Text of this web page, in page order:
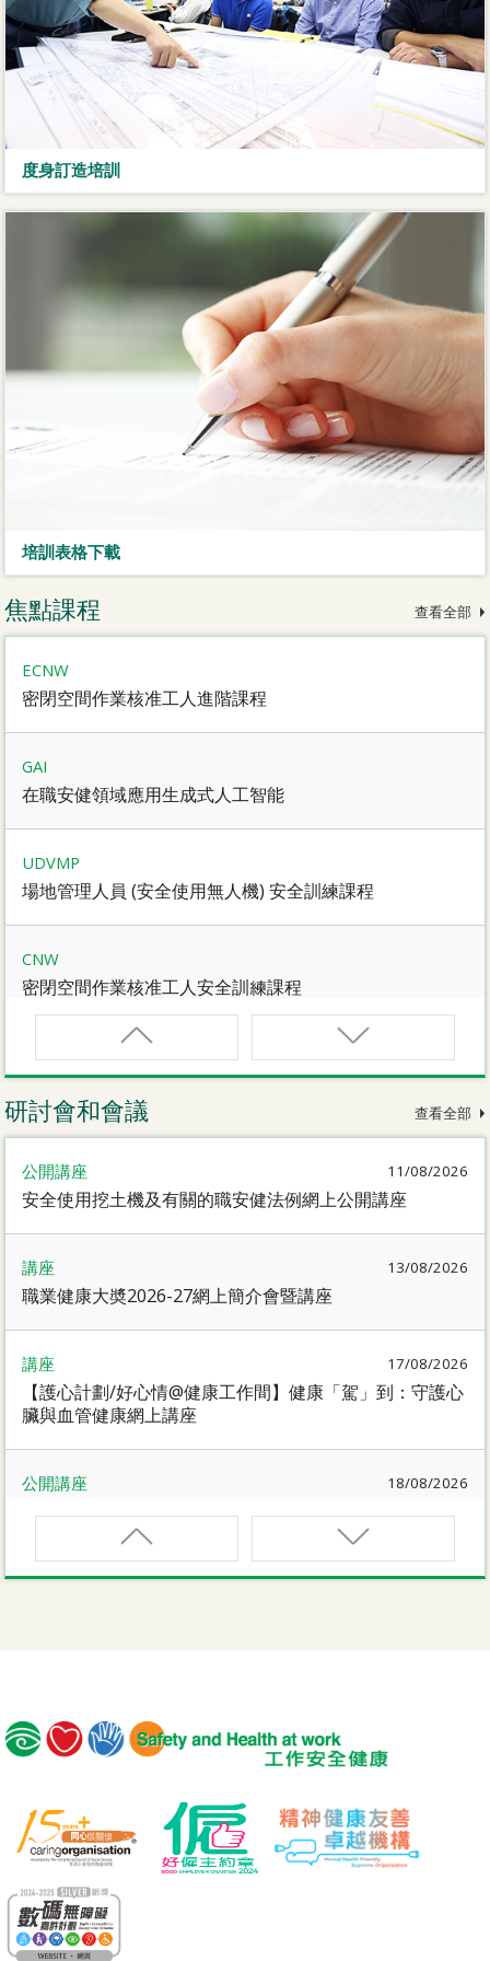
度身訂造培訓
培訓表格下載
焦點課程 查看全部
ECNW
密閉空間作業核准工人進階課程
GAI
在職安健領域應用生成式人工智能
UDVMP
場地管理人員 (安全使用無人機) 安全訓練課程
CNW
密閉空間作業核准工人安全訓練課程
CNW(R)
密閉空間作業核准工人安全訓練重新甄審資格課程
動力操作升降工作台督導員課程
密閉空間作業合資格人士安全訓練課程
密閉空間作業合資格人士安全訓練重新甄審資格課程
電動車維修安全課程
MICM
組裝合成建築工程管理人員訓練課程
MICW
組裝合成建築工程工作安全訓練課程
TST
安全使用可伸縮工作台
研討會和會議 查看全部
公開講座 11/08/2026
安全使用挖土機及有關的職安健法例網上公開講座
講座 13/08/2026
職業健康大奬2026-27網上簡介會暨講座
講座 17/08/2026
【護心計劃/好心情@健康工作間】健康「駕」到：守護心
臟與血管健康網上講座
公開講座 18/08/2026
危險品的安全規管與危險物質相關規例網上公開講座
19/08/2026
【護心計劃/好心情@健康工作間】重拾健康由「戒煙」做
起：認識吸煙害處與戒煙攻略網上講座
公開講座 25/08/2026
密閉空間工作的職安健及相關的職安健法例網上公開講座
公開講座
安全主任的專業道德和誠信網上公開講座